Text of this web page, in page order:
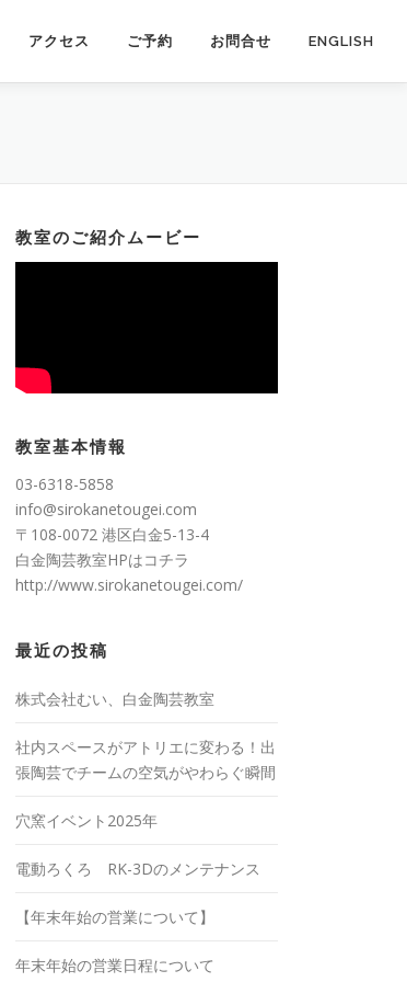
アクセス ご予約 お問合せ ENGLISH
教室のご紹介ムービー
教室基本情報
03-6318-5858
info@sirokanetougei.com
〒108-0072 港区白金5-13-4
白金陶芸教室HPはコチラ
http://www.sirokanetougei.com/
最近の投稿
株式会社むい、白金陶芸教室
社内スペースがアトリエに変わる！出
張陶芸でチームの空気がやわらぐ瞬間
穴窯イベント2025年
電動ろくろ RK-3Dのメンテナンス
【年末年始の営業について】
年末年始の営業日程について